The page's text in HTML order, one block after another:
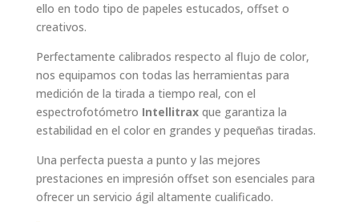
ello en todo tipo de papeles estucados, offset o
creativos.
Perfectamente calibrados respecto al flujo de color,
nos equipamos con todas las herramientas para
medición de la tirada a tiempo real, con el
espectrofotómetro Intellitraxque garantiza la
estabilidad en el color en grandes y pequeñas tiradas.
Una perfecta puesta a punto y las mejores
prestaciones en impresión offset son esenciales para
ofrecer un servicio ágil altamente cualificado.